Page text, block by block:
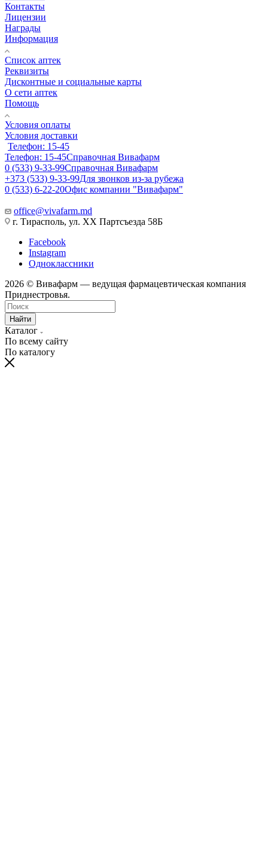
Контакты
Лицензии
Награды
Информация
Список аптек
Реквизиты
Дисконтные и социальные карты
О сети аптек
Помощь
Условия оплаты
Условия доставки
Телефон: 15-45
Телефон: 15-45Справочная Вивафарм
0 (533) 9-33-99Справочная Вивафарм
+373 (533) 9-33-99Для звонков из-за рубежа
0 (533) 6-22-20Офис компании "Вивафарм"
office@vivafarm.md
г. Тирасполь, ул. ХХ Партсъезда 58Б
Facebook
Instagram
Одноклассники
2026 © Вивафарм — ведущая фармацевтическая компания
Приднестровья.
Найти
Каталог
По всему сайту
По каталогу